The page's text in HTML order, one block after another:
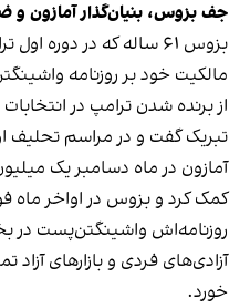
جف بزوس، بنیان‌گذار آمازون و ضرر ۲۹ میلیارد
بزوس ۶۱ ساله که در
مالکیت خود بر روزنامه
تبریک گفت و در مراسم تحلیف
آمازون در ماه دسامبر یک
کمک کرد و بزوس در اواخر ماه
روزنامه‌اش واشینگتن‌پست در
آزادی‌های فردی و بازارهای آزاد
خورد.